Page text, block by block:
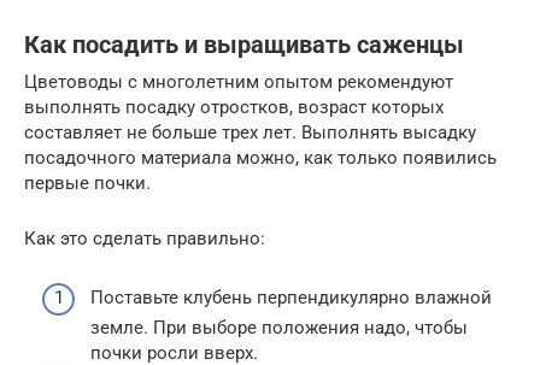
Как посадить и выращивать саженцы
Цветоводы с многолетним опытом рекомендуют
выполнять посадку отростков, возраст которых
составляет не больше трех лет. Выполнять высадку
посадочного материала можно, как только появились
первые почки.
Как это сделать правильно:
Поставьте клубень перпендикулярно влажной
земле. При выборе положения надо, чтобы
почки росли вверх.